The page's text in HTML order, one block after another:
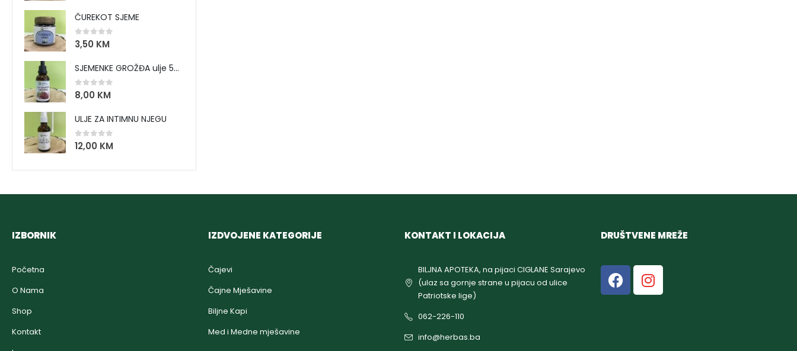
ČUREKOT SJEME
0 out of 5
3,50 KM
SJEMENKE GROŽĐA ulje 50 ml
0 out of 5
8,00 KM
ULJE ZA INTIMNU NJEGU
0out of 5
12,00 KM
IZBORNIK
Početna
O Nama
Shop
Kontakt
IZDVOJENE KATEGORIJE
Čajevi
Čajne Mješavine
Biljne Kapi
Med i Medne mješavine
KONTAKT I LOKACIJA
BILJNA APOTEKA, na pijaci CIGLANE Sarajevo
(ulaz sa gornje strane u pijacu od ulice
Patriotske lige)
062-226-110
info@herbas.ba
DRUŠTVENE MREŽE